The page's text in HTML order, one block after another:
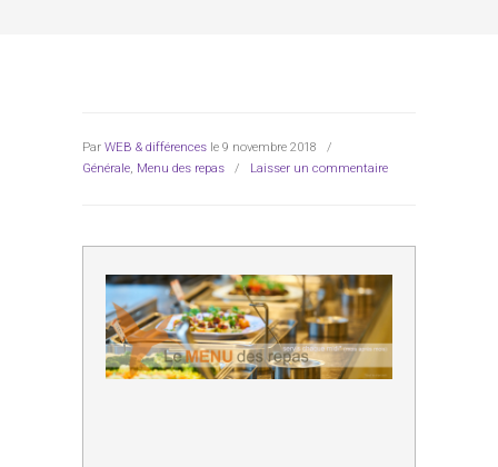
Par WEB & différences le 9 novembre 2018
/
Générale, Menu des repas / Laisser un commentaire